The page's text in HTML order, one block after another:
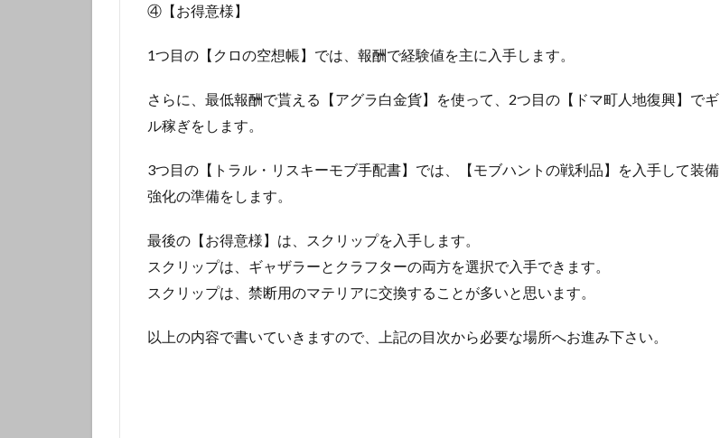
④【お得意様】
1つ目の【クロの空想帳】では、報酬で経験値を主に入手します。
さらに、最低報酬で貰える【アグラ白金貨】を使って、2つ目の【ドマ町人地復興】でギ
ル稼ぎをします。
3つ目の【トラル・リスキーモブ手配書】では、【モブハントの戦利品】を入手して装備
強化の準備をします。
最後の【お得意様】は、スクリップを入手します。
スクリップは、ギャザラーとクラフターの両方を選択で入手できます。
スクリップは、禁断用のマテリアに交換することが多いと思います。
以上の内容で書いていきますので、上記の目次から必要な場所へお進み下さい。